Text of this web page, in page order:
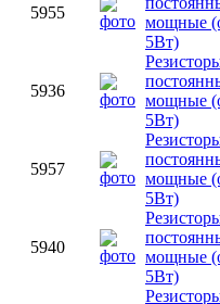
5955
мощные
5Вт)
5936
мощные
5Вт)
5957
мощные
5Вт)
5940
мощные
5Вт)